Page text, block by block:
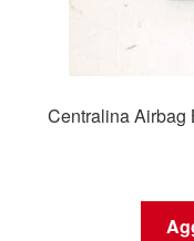
Centralina Airbag